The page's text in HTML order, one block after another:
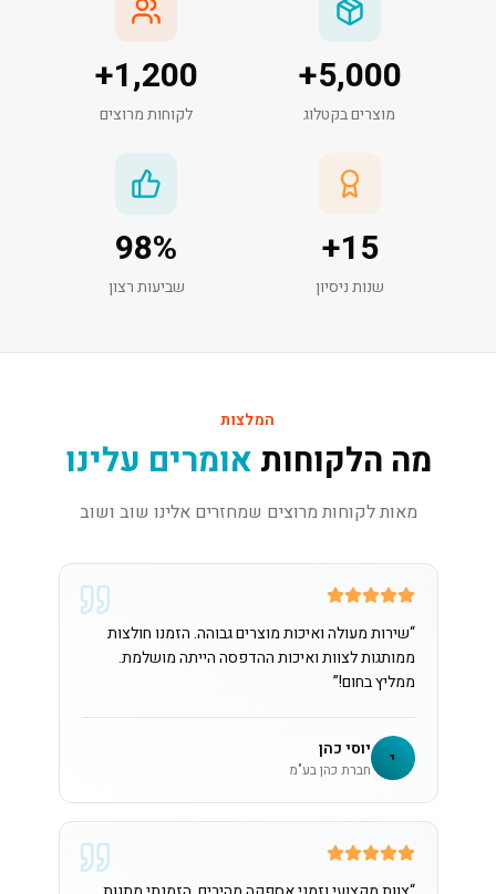
5,000
+
מוצרים בקטלוג
1,200
+
לקוחות מרוצים
15
+
שנות ניסיון
98%
שביעות רצון
המלצות
מה הלקוחות אומרים עלינו
מאות לקוחות מרוצים שמחזרים אלינו שוב ושוב
“שירות מעולה ואיכות מוצרים גבוהה. הזמנו חולצות
ממותגות לצוות ואיכות ההדפסה הייתה מושלמת.
ממליץ בחום!”
י יוסי כהן
חברת כהן בע"מ